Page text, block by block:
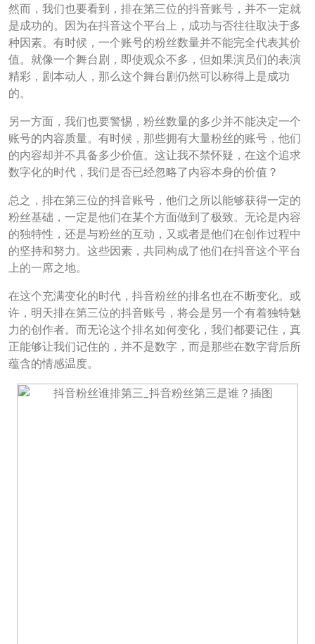
然而，我们也要看到，排在第三位的抖音账号，并不一定就
是成功的。因为在抖音这个平台上，成功与否往往取决于多
种因素。有时候，一个账号的粉丝数量并不能完全代表其价
值。就像一个舞台剧，即使观众不多，但如果演员们的表演
精彩，剧本动人，那么这个舞台剧仍然可以称得上是成功
的。
另一方面，我们也要警惕，粉丝数量的多少并不能决定一个
账号的内容质量。有时候，那些拥有大量粉丝的账号，他们
的内容却并不具备多少价值。这让我不禁怀疑，在这个追求
数字化的时代，我们是否已经忽略了内容本身的价值？
总之，排在第三位的抖音账号，他们之所以能够获得一定的
粉丝基础，一定是他们在某个方面做到了极致。无论是内容
的独特性，还是与粉丝的互动，又或者是他们在创作过程中
的坚持和努力。这些因素，共同构成了他们在抖音这个平台
上的一席之地。
在这个充满变化的时代，抖音粉丝的排名也在不断变化。或
许，明天排在第三位的抖音账号，将会是另一个有着独特魅
力的创作者。而无论这个排名如何变化，我们都要记住，真
正能够让我们记住的，并不是数字，而是那些在数字背后所
蕴含的情感温度。